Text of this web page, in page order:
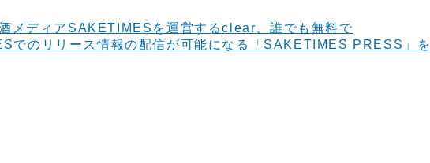
メディアSAKETIMESを運営するclear、誰でも無料で
でのリリース情報の配信が可能になる「SAKETIMES PRESS」を